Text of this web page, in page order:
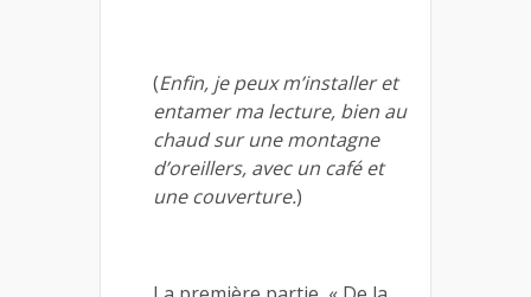
(Enfin, je peux m’installer et
entamer ma lecture, bien au
chaud sur une montagne
d’oreillers, avec un café et
une couverture.)